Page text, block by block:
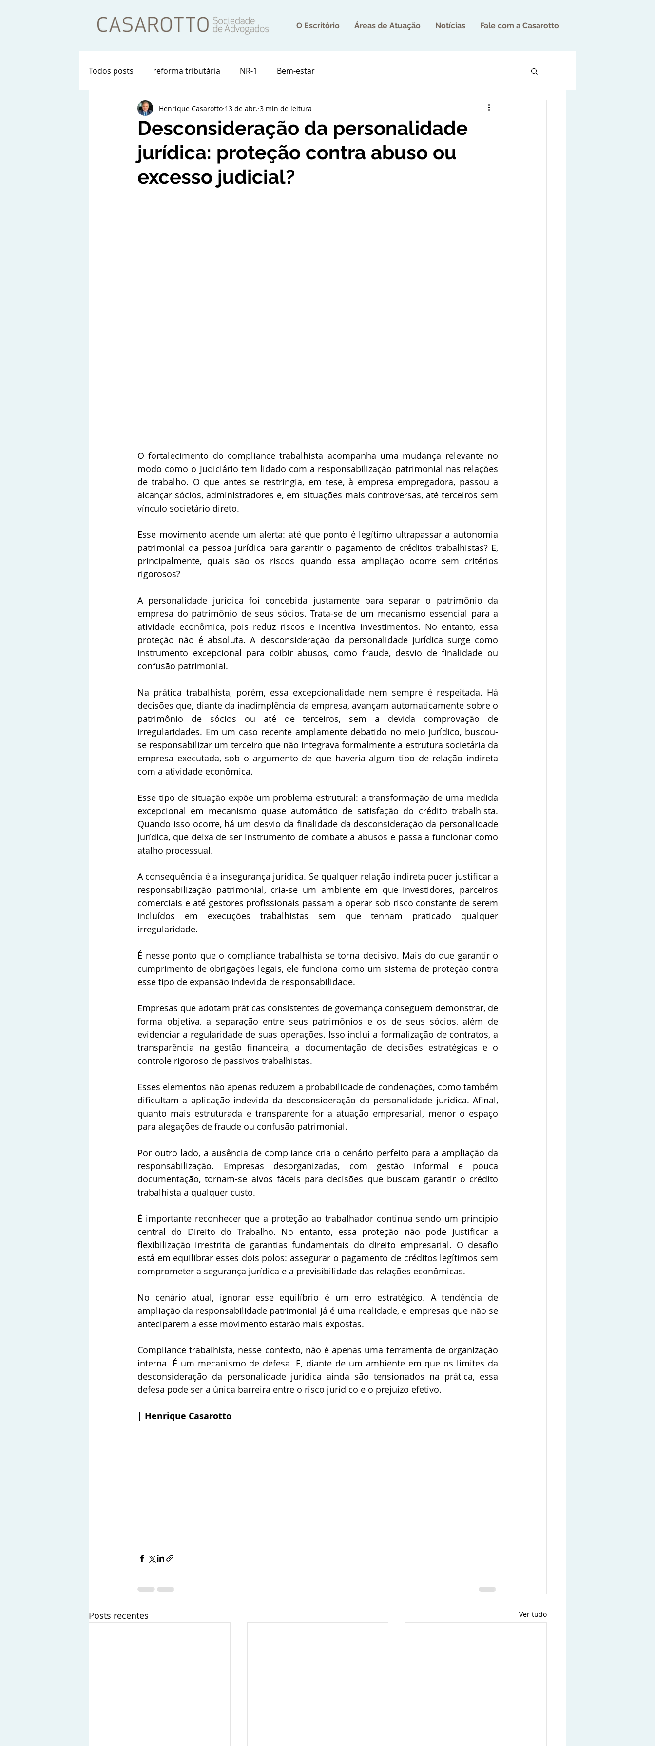
O Escritório Áreas de Atuação Notícias Fale com a Casarotto
Todos posts reforma tributária NR-1 Bem-estar
Desconsideração da personalidade
jurídica: proteção contra abuso ou
excesso judicial?
Henrique Casarotto 13 de abr. 3 min de leitura
O fortalecimento do compliance trabalhista acompanha uma mudança relevante no
modo como o Judiciário tem lidado com a responsabilização patrimonial nas relações
de trabalho. O que antes se restringia, em tese, à empresa empregadora, passou a
alcançar sócios, administradores e, em situações mais controversas, até terceiros sem
vínculo societário direto.
Esse movimento acende um alerta: até que ponto é legítimo ultrapassar a autonomia
patrimonial da pessoa jurídica para garantir o pagamento de créditos trabalhistas? E,
principalmente, quais são os riscos quando essa ampliação ocorre sem critérios
rigorosos?
A personalidade jurídica foi concebida justamente para separar o patrimônio da
empresa do patrimônio de seus sócios. Trata-se de um mecanismo essencial para a
atividade econômica, pois reduz riscos e incentiva investimentos. No entanto, essa
proteção não é absoluta. A desconsideração da personalidade jurídica surge como
instrumento excepcional para coibir abusos, como fraude, desvio de finalidade ou
confusão patrimonial.
Na prática trabalhista, porém, essa excepcionalidade nem sempre é respeitada. Há
decisões que, diante da inadimplência da empresa, avançam automaticamente sobre o
patrimônio de sócios ou até de terceiros, sem a devida comprovação de
irregularidades. Em um caso recente amplamente debatido no meio jurídico, buscou-
se responsabilizar um terceiro que não integrava formalmente a estrutura societária da
empresa executada, sob o argumento de que haveria algum tipo de relação indireta
com a atividade econômica.
Esse tipo de situação expõe um problema estrutural: a transformação de uma medida
excepcional em mecanismo quase automático de satisfação do crédito trabalhista.
Quando isso ocorre, há um desvio da finalidade da desconsideração da personalidade
jurídica, que deixa de ser instrumento de combate a abusos e passa a funcionar como
atalho processual.
A consequência é a insegurança jurídica. Se qualquer relação indireta puder justificar a
responsabilização patrimonial, cria-se um ambiente em que investidores, parceiros
comerciais e até gestores profissionais passam a operar sob risco constante de serem
incluídos em execuções trabalhistas sem que tenham praticado qualquer
irregularidade.
É nesse ponto que o compliance trabalhista se torna decisivo. Mais do que garantir o
cumprimento de obrigações legais, ele funciona como um sistema de proteção contra
esse tipo de expansão indevida de responsabilidade.
Empresas que adotam práticas consistentes de governança conseguem demonstrar, de
forma objetiva, a separação entre seus patrimônios e os de seus sócios, além de
evidenciar a regularidade de suas operações. Isso inclui a formalização de contratos, a
transparência na gestão financeira, a documentação de decisões estratégicas e o
controle rigoroso de passivos trabalhistas.
Esses elementos não apenas reduzem a probabilidade de condenações, como também
dificultam a aplicação indevida da desconsideração da personalidade jurídica. Afinal,
quanto mais estruturada e transparente for a atuação empresarial, menor o espaço
para alegações de fraude ou confusão patrimonial.
Por outro lado, a ausência de compliance cria o cenário perfeito para a ampliação da
responsabilização. Empresas desorganizadas, com gestão informal e pouca
documentação, tornam-se alvos fáceis para decisões que buscam garantir o crédito
trabalhista a qualquer custo.
É importante reconhecer que a proteção ao trabalhador continua sendo um princípio
central do Direito do Trabalho. No entanto, essa proteção não pode justificar a
flexibilização irrestrita de garantias fundamentais do direito empresarial. O desafio
está em equilibrar esses dois polos: assegurar o pagamento de créditos legítimos sem
comprometer a segurança jurídica e a previsibilidade das relações econômicas.
No cenário atual, ignorar esse equilíbrio é um erro estratégico. A tendência de
ampliação da responsabilidade patrimonial já é uma realidade, e empresas que não se
anteciparem a esse movimento estarão mais expostas.
Compliance trabalhista, nesse contexto, não é apenas uma ferramenta de organização
interna. É um mecanismo de defesa. E, diante de um ambiente em que os limites da
desconsideração da personalidade jurídica ainda são tensionados na prática, essa
defesa pode ser a única barreira entre o risco jurídico e o prejuízo efetivo.
| Henrique Casarotto
Posts recentes Ver tudo